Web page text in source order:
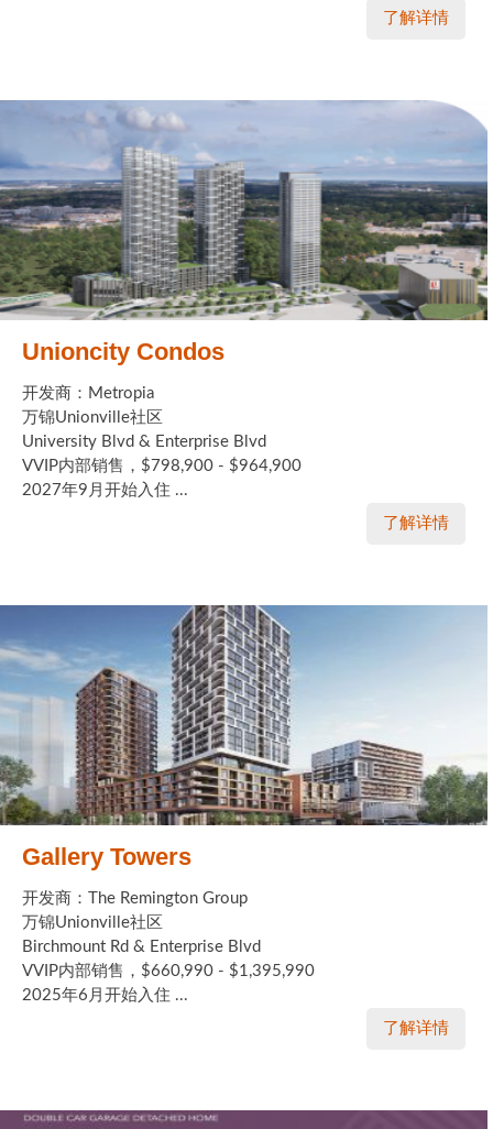
了解详情
Unioncity Condos
开发商：Metropia
万锦Unionville社区
University Blvd & Enterprise Blvd
VVIP内部销售，$798,900 - $964,900
2027年9月开始入住 ...
了解详情
Gallery Towers
开发商：The Remington Group
万锦Unionville社区
Birchmount Rd & Enterprise Blvd
VVIP内部销售，$660,990 - $1,395,990
2025年6月开始入住 ...
了解详情